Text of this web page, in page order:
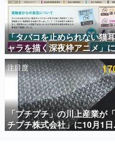
ゲームの企
名作ゲームク
聞きし、ヒッ
きます。
赫本
この物語を解
の形をした短
新世代に訊
これからのデ
の姿を追い、
「タバコを止められない猫
ャラを描く深夜枠アニメ」
聴者の一部から批判意見。
薬物の使用と思わしき描写
めて、BPOが議論を交わす
注目度
「プチプチ」の川上産業が
チプチ株式会社」に10月1
り社名変更へ。創業58年で